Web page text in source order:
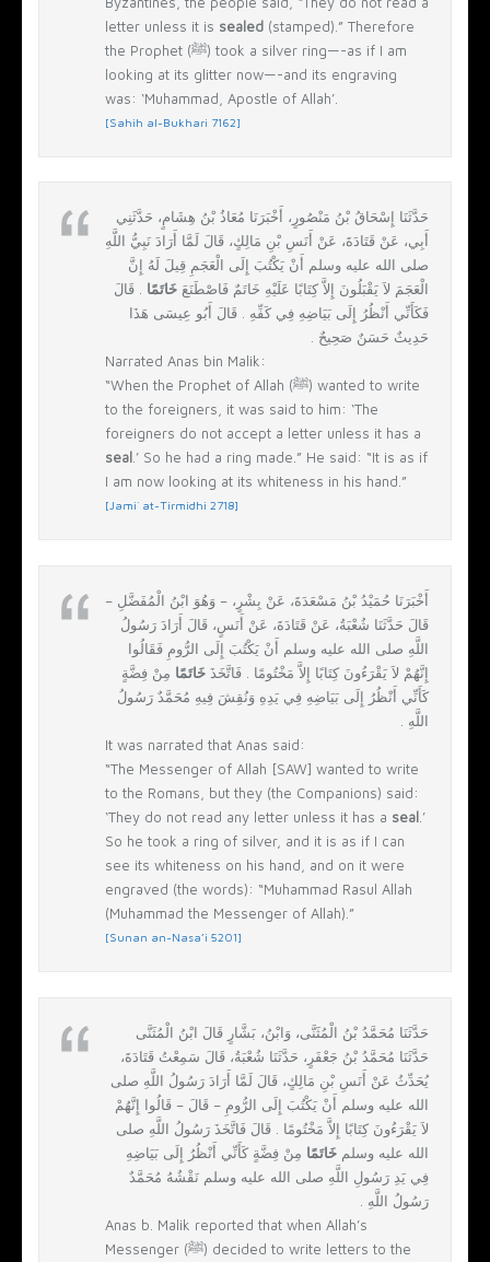
letter unless it is sealed (stamped).” Therefore
the Prophet (ﷺ) took a silver ring—-as if I am
looking at its glitter now—-and its engraving
was: ‘Muhammad, Apostle of Allah’.
[Sahih al-Bukhari 7162]
حَدَّثَنَا إِسْحَاقُ بْنُ مَنْصُورٍ، أَخْبَرَنَا مُعَاذُ بْنُ هِشَامٍ، حَدَّثَنِي
أَبِي، عَنْ قَتَادَةَ، عَنْ أَنَسِ بْنِ مَالِكٍ، قَالَ لَمَّا أَرَادَ نَبِيُّ اللَّهِ
صلى الله عليه وسلم أَنْ يَكْتُبَ إِلَى الْعَجَمِ قِيلَ لَهُ إِنَّ
الْعَجَمَ لاَ يَقْبَلُونَ إِلاَّ كِتَابًا عَلَيْهِ خَاتَمٌ فَاصْطَنَعَ خَاتَمًا ‏.‏ قَالَ
فَكَأَنِّي أَنْظُرُ إِلَى بَيَاضِهِ فِي كَفِّهِ ‏.‏ قَالَ أَبُو عِيسَى هَذَا
حَدِيثٌ حَسَنٌ صَحِيحٌ ‏.‏
Narrated Anas bin Malik:
“When the Prophet of Allah (ﷺ) wanted to write
to the foreigners, it was said to him: ‘The
foreigners do not accept a letter unless it has a
seal.’ So he had a ring made.” He said: “It is as if
I am now looking at its whiteness in his hand.”
[Jami` at-Tirmidhi 2718]
أَخْبَرَنَا حُمَيْدُ بْنُ مَسْعَدَةَ، عَنْ بِشْرٍ، – وَهُوَ ابْنُ الْمُفَضَّلِ –
قَالَ حَدَّثَنَا شُعْبَةُ، عَنْ قَتَادَةَ، عَنْ أَنَسٍ، قَالَ أَرَادَ رَسُولُ
اللَّهِ صلى الله عليه وسلم أَنْ يَكْتُبَ إِلَى الرُّومِ فَقَالُوا
إِنَّهُمْ لاَ يَقْرَءُونَ كِتَابًا إِلاَّ مَخْتُومًا ‏.‏ فَاتَّخَذَ خَاتَمًا مِنْ فِضَّةٍ
كَأَنِّي أَنْظُرُ إِلَى بَيَاضِهِ فِي يَدِهِ وَنُقِشَ فِيهِ مُحَمَّدٌ رَسُولُ
اللَّهِ ‏.‏
It was narrated that Anas said:
“The Messenger of Allah [SAW] wanted to write
to the Romans, but they (the Companions) said:
‘They do not read any letter unless it has a seal .’
So he took a ring of silver, and it is as if I can
see its whiteness on his hand, and on it were
engraved (the words): “Muhammad Rasul Allah
(Muhammad the Messenger of Allah).”
[Sunan an-Nasa’i 5201]
حَدَّثَنَا مُحَمَّدُ بْنُ الْمُثَنَّى، وَابْنُ، بَشَّارٍ قَالَ ابْنُ الْمُثَنَّى
حَدَّثَنَا مُحَمَّدُ بْنُ جَعْفَرٍ، حَدَّثَنَا شُعْبَةُ، قَالَ سَمِعْتُ قَتَادَةَ،
يُحَدِّثُ عَنْ أَنَسِ بْنِ مَالِكٍ، قَالَ لَمَّا أَرَادَ رَسُولُ اللَّهِ صلى
الله عليه وسلم أَنْ يَكْتُبَ إِلَى الرُّومِ – قَالَ – قَالُوا إِنَّهُمْ
لاَ يَقْرَءُونَ كِتَابًا إِلاَّ مَخْتُومًا ‏.‏ قَالَ فَاتَّخَذَ رَسُولُ اللَّهِ صلى
الله عليه وسلم خَاتَمًا مِنْ فِضَّةٍ كَأَنِّي أَنْظُرُ إِلَى بَيَاضِهِ
فِي يَدِ رَسُولِ اللَّهِ صلى الله عليه وسلم نَقْشُهُ مُحَمَّدٌ
رَسُولُ اللَّهِ ‏.‏
Anas b. Malik reported that when Allah’s
Messenger (ﷺ) decided to write letters to the